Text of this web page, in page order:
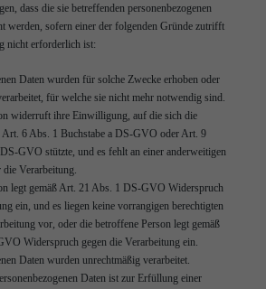
dass die sie betreffenden personenbezogenen
werden, sofern einer der folgenden Gründe zutrifft
nicht erforderlich ist:
Daten wurden für solche Zwecke erhoben oder
für welche sie nicht mehr notwendig sind.
widerruft ihre Einwilligung, auf die sich die
Art. 6 Abs. 1 Buchstabe a DS-GVO oder Art. 9
GVO stützte, und es fehlt an einer anderweitigen
die Verarbeitung.
legt gemäß Art. 21 Abs. 1 DS-GVO Widerspruch
ein, und es liegen keine vorrangigen berechtigten
vor, oder die betroffene Person legt gemäß
Widerspruch gegen die Verarbeitung ein.
Daten wurden unrechtmäßig verarbeitet.
Daten ist zur Erfüllung einer